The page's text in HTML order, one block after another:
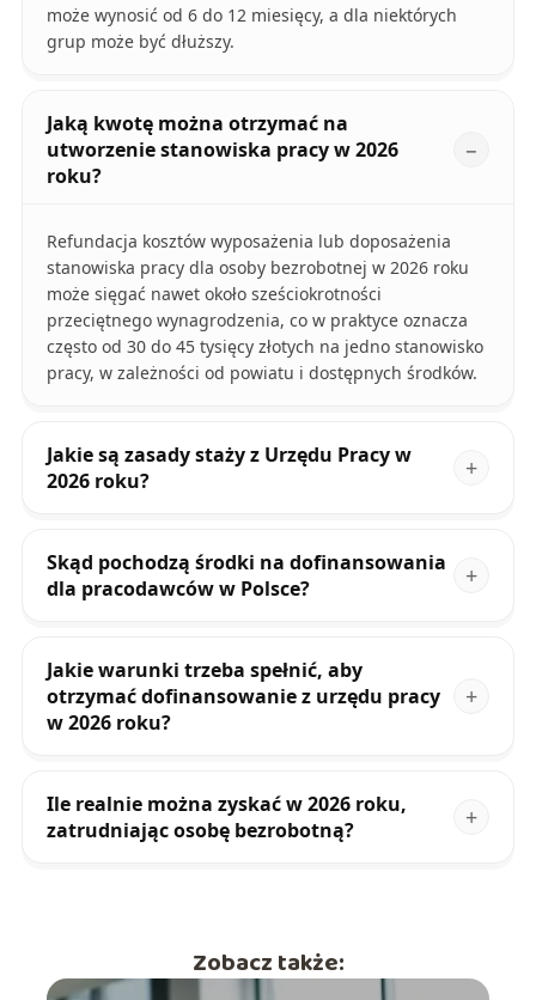
może wynosić od 6 do 12 miesięcy, a dla niektórych
grup może być dłuższy.
Jaką kwotę można otrzymać na
utworzenie stanowiska pracy w 2026
roku?
Refundacja kosztów wyposażenia lub doposażenia
stanowiska pracy dla osoby bezrobotnej w 2026 roku
może sięgać nawet około sześciokrotności
przeciętnego wynagrodzenia, co w praktyce oznacza
często od 30 do 45 tysięcy złotych na jedno stanowisko
pracy, w zależności od powiatu i dostępnych środków.
Jakie są zasady staży z Urzędu Pracy w
2026 roku?
Skąd pochodzą środki na dofinansowania
dla pracodawców w Polsce?
Jakie warunki trzeba spełnić, aby
otrzymać dofinansowanie z urzędu pracy
w 2026 roku?
Ile realnie można zyskać w 2026 roku,
zatrudniając osobę bezrobotną?
Zobacz także: